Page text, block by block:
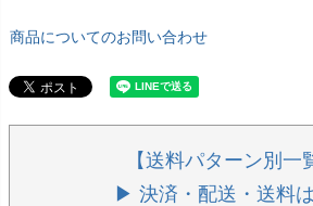
商品についてのお問い合わせ
【送料パターン別一
▶ 決済・配送・送料